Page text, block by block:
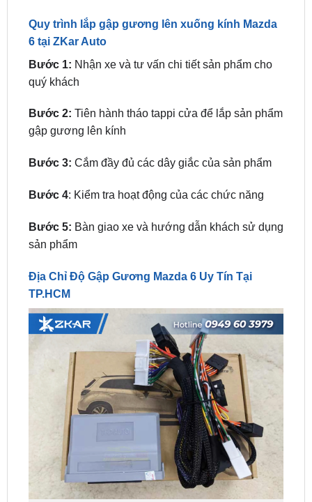
Bước 1:Nhận xe và tư vấn chi tiết sản phẩm cho
quý khách
Bước 2:Tiên hành tháo tappi cửa để lắp sản phẩm
Bước 3:Cắm đầy đủ các dây giắc của sản phẩm
Bước 4: Kiểm tra hoạt động của các chức năng
Bước 5: Bàn giao xe và hướng dẫn khách sử dụng
Địa Chỉ Độ Gập Gương Mazda 6 Uy Tín Tại
Địa chỉ độ Gương Lên Kính Tự Động uy tín tại sài gòn